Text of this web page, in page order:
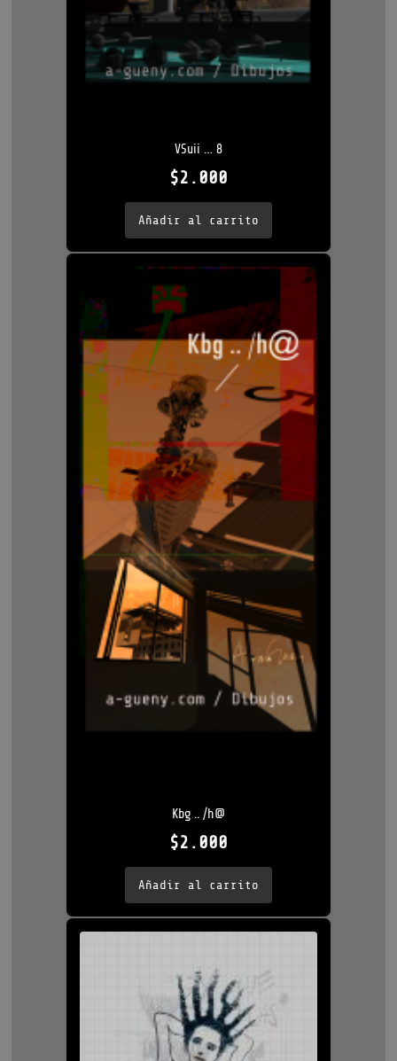
VSuii … 8
$2.000
Añadir al carrito
Kbg .. /h@
$2.000
Añadir al carrito